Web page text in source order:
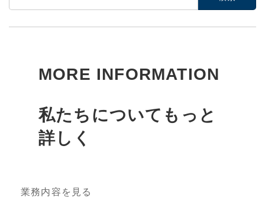
索:
MORE INFORMATION
私たちについてもっと
詳しく
業務内容を見る